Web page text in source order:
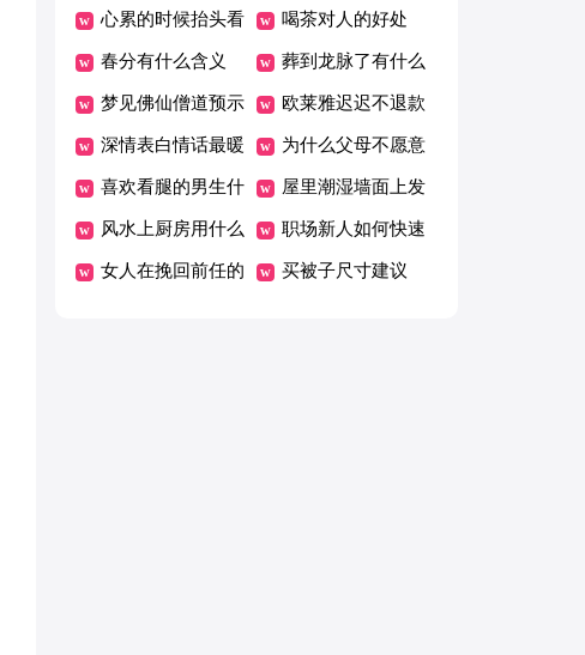
佳方式 什么意思
心累的时候抬头看
看天空
喝茶对人的好处
春分有什么含义 葬到龙脉了有什么
异象
梦见佛仙僧道预示
什么
欧莱雅迟迟不退款
怎么办
深情表白情话最暖
心一段话
为什么父母不愿意
住养老院
喜欢看腿的男生什
么性格
屋里潮湿墙面上发
霉了对身体有害吗
风水上厨房用什么
颜色好
职场新人如何快速
与公司磨合
女人在挽回前任的 买被子尺寸建议